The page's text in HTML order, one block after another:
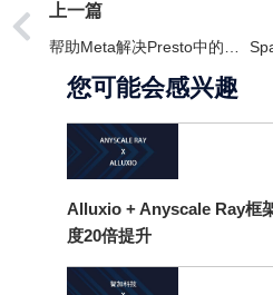
上一篇
帮助Meta解决Presto中的数据孤岛问题
您可能会感兴趣
Alluxio + Anyscale Ray框
度20倍提升